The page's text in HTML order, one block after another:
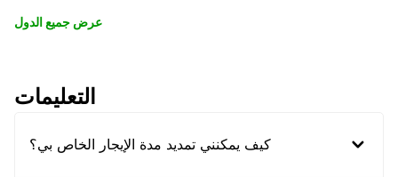
عرض جميع الدول
التعليمات
كيف يمكنني تمديد مدة الإيجار الخاص بي؟